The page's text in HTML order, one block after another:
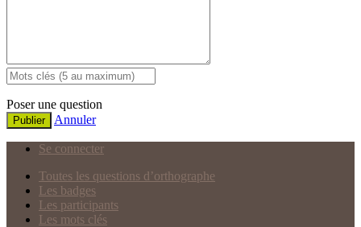
Poser une question
Publier Annuler
Se connecter
Toutes les questions d’orthographe
Les badges
Les participants
Les mots clés